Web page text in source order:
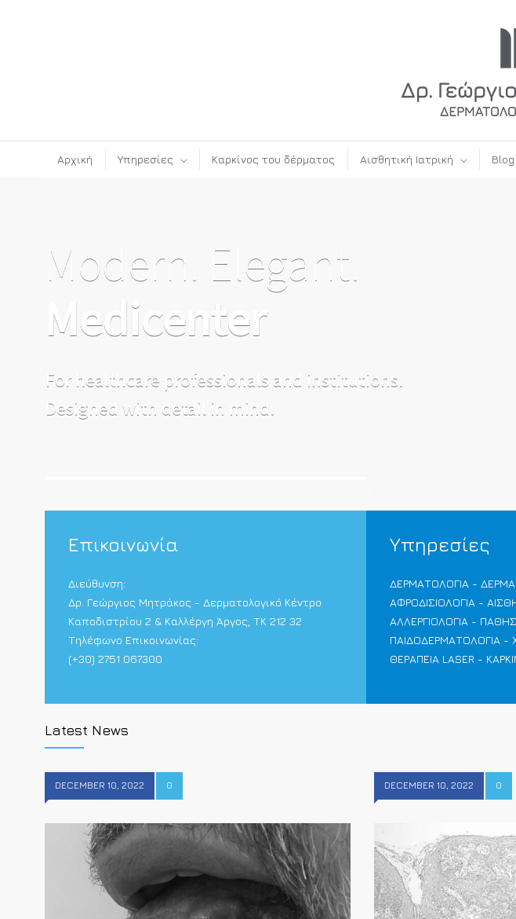
Αρχική Υπηρεσίες Καρκίνος του δέρματος Αισθητική Ιατρική Blog
For healthcare professionals and institutions.
Designed with detail in mind.
Modern. Elegant.
Medicenter
Επικοινωνία
Διεύθυνση:
Δρ. Γεώργιος Μητράκος - Δερματολογικό Κέντρο
Καποδιστρίου 2 & Καλλέργη Άργος, TK 212 32
Τηλέφωνο Επικοινωνίας:
(+30) 2751 067300
Υπηρεσίες
ΔΕΡΜΑΤΟΛΟΓΙΑ -
ΑΦΡΟΔΙΣΙΟΛΟΓΙΑ -
ΑΛΛΕΡΓΙΟΛΟΓΙΑ -
ΠΑΙΔΟΔΕΡΜΑΤΟΛΟΓΙΑ -
ΘΕΡΑΠΕΙΑ LASER -
Latest News
DECEMBER 10, 2022 0 DECEMBER 10, 2022 0